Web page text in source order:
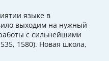
языке в
выходим на нужный
с сильнейшими
1580). Новая школа,